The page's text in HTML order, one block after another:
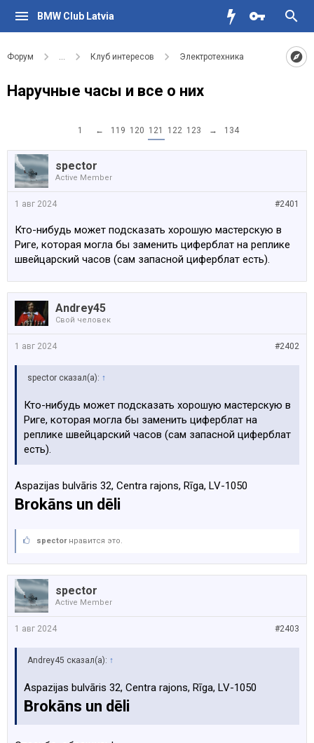
BMW Club Latvia
Форум ... Клуб интересов Электротехника
Наручные часы и все о них
1 ← 119 120 121 122 123 → 134
spector
Active Member
#2401
1 авг 2024
Кто-нибудь может подсказать хорошую мастерскую в
Риге, которая могла бы заменить циферблат на реплике
швейцарский часов (сам запасной циферблат есть).
Andrey45
Свой человек
#2402
1 авг 2024
spector сказал(а): ↑
Кто-нибудь может подсказать хорошую мастерскую в
Риге, которая могла бы заменить циферблат на
реплике швейцарский часов (сам запасной циферблат
есть).
Aspazijas bulvāris 32, Centra rajons, Rīga, LV-1050
Brokāns un dēli
spectorнравится это.
spector
Active Member
#2403
1 авг 2024
Andrey45 сказал(а): ↑
Aspazijas bulvāris 32, Centra rajons, Rīga, LV-1050
Brokāns un dēli